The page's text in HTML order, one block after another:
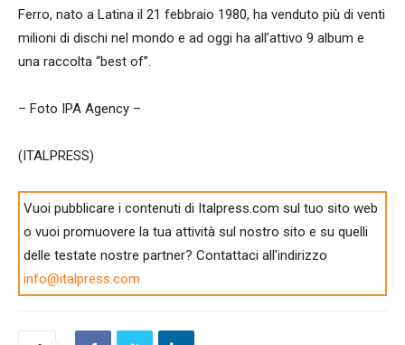
Ferro, nato a Latina il 21 febbraio 1980, ha venduto più di venti
milioni di dischi nel mondo e ad oggi ha all’attivo 9 album e
una raccolta “best of”.
– Foto IPA Agency –
(ITALPRESS)
Vuoi pubblicare i contenuti di Italpress.com sul tuo sito web
o vuoi promuovere la tua attività sul nostro sito e su quelli
delle testate nostre partner? Contattaci all'indirizzo
info@italpress.com